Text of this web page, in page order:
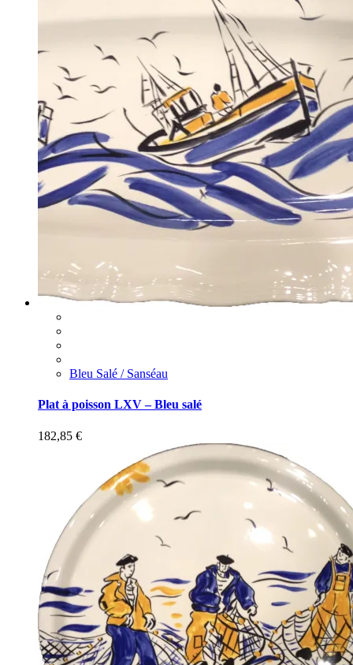
Bleu Salé / Sanséau
Plat à poisson LXV – Bleu salé
182,85 €